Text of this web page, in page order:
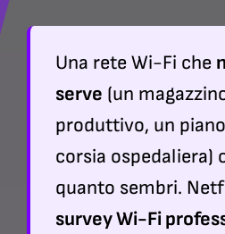
Una rete Wi-Fi che
serve (un
produttivo, un
corsia ospedaliera)
quanto sembri.
survey Wi-Fi